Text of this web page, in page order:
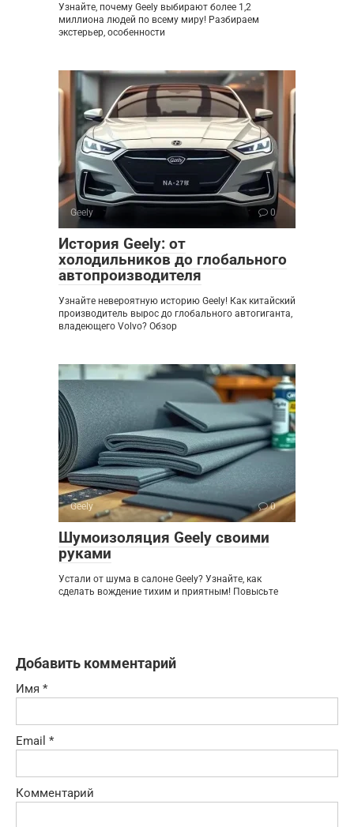
Узнайте, почему Geely выбирают более 1,2
миллиона людей по всему миру! Разбираем
экстерьер, особенности
Geely 0
История Geely: от
холодильников до глобального
автопроизводителя
Узнайте невероятную историю Geely! Как китайский
производитель вырос до глобального автогиганта,
владеющего Volvo? Обзор
Geely 0
Шумоизоляция Geely своими
руками
Устали от шума в салоне Geely? Узнайте, как
сделать вождение тихим и приятным! Повысьте
Добавить комментарий
Имя *
Email *
Комментарий